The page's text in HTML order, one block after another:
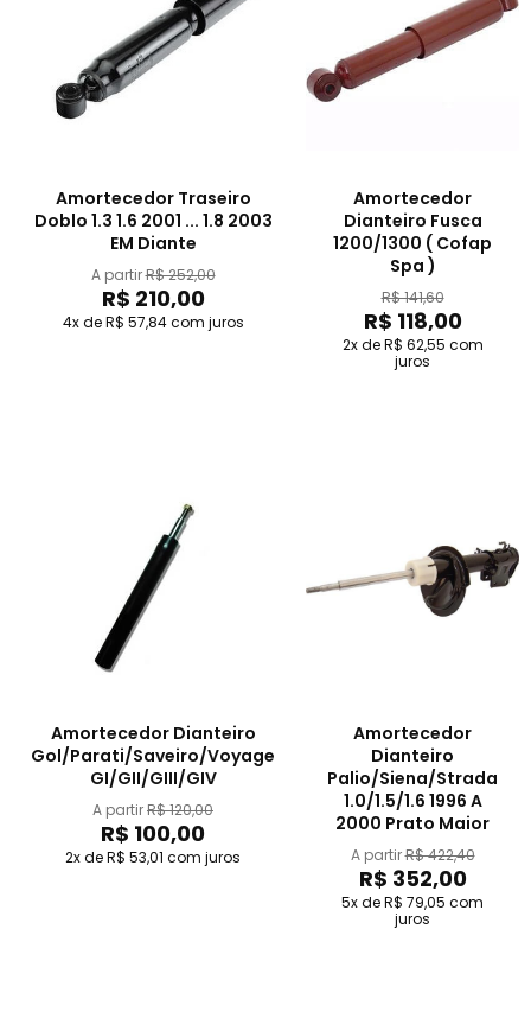
Amortecedor Traseiro
Doblo 1.3 1.6 2001 ... 1.8 2003
EM Diante
A partirR$ 252,00
R$ 210,00
4x de R$ 57,84 com juros
Amortecedor
Dianteiro Fusca
1200/1300 ( Cofap
Spa )
R$ 141,60
R$ 118,00
2x de R$ 62,55 com
juros
Amortecedor Dianteiro
Gol/Parati/Saveiro/Voyage
GI/GII/GIII/GIV
A partirR$ 120,00
R$ 100,00
2x de R$ 53,01 com juros
Amortecedor
Dianteiro
Palio/Siena/Strada
1.0/1.5/1.6 1996 A
2000 Prato Maior
A partirR$ 422,40
R$ 352,00
5x de R$ 79,05 com
juros